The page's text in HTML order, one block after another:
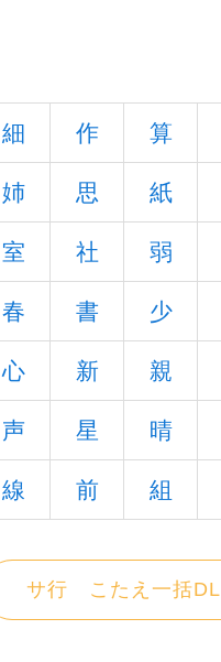
細 作 算
姉 思 紙
室 社 弱
春 書 少
心 新 親
声 星 晴
線 前 組
サ行 こたえ一括DL